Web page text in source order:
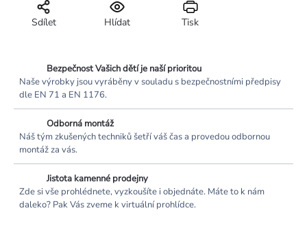
Tisk
Hlídat
Sdílet
Bezpečnost Vašich dětí je naší prioritou
Naše výrobky jsou vyráběny v souladu s bezpečnostními předpisy
dle EN 71 a EN 1176.
Odborná montáž
Náš tým zkušených techniků šetří váš čas a provedou odbornou
montáž za vás.
Jistota kamenné prodejny
Zde si vše prohlédnete, vyzkoušíte i objednáte. Máte to k nám
daleko? Pak Vás zveme k virtuální prohlídce.